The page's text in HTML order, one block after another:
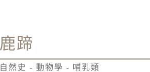
鹿蹄
自然史 - 動物學 - 哺乳類